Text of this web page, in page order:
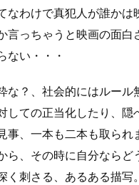
なわけで真犯人が誰かは
言っちゃうと映画の面白
ない・・・
な？、社会的にはルール
しての正当化したり、隠
事、一本も二本も取られ
ら、その時に自分ならど
く刺さる、あるある描写